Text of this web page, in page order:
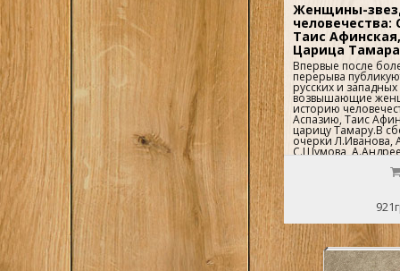
Женщины-
человечества:
Таис
Царица Тамара
Впервые после
перерыва
русских и
возвышающие
историю
Аспазию, Таис
царицу Тамару.В
очерки Л.Иванова,
С.Шумова,